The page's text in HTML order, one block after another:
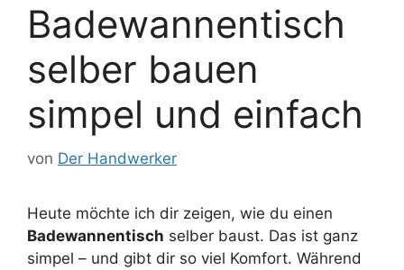
Badewannentisch
selber bauen
simpel und einfach
von Der Handwerker
Heute möchte ich dir zeigen, wie du einen
Badewannentisch selber baust. Das ist ganz
simpel – und gibt dir so viel Komfort. Während